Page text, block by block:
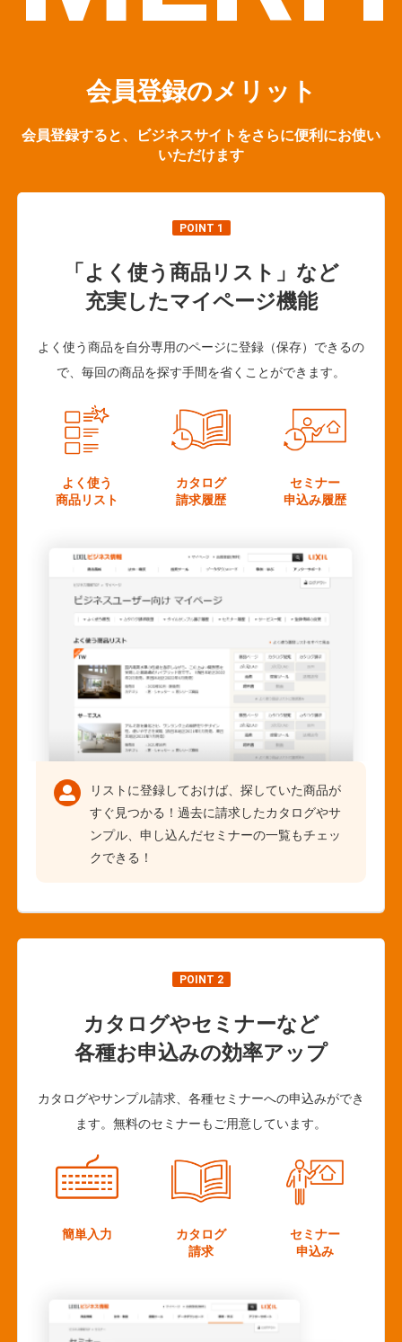
会員登録のメリット
会員登録すると、ビジネスサイトをさらに便利にお使い
いただけます
POINT 1
「よく使う商品リスト」など
充実したマイページ機能
よく使う商品を自分専用のページに登録（保存）できるの
で、毎回の商品を探す手間を省くことができます。
よく使う
商品リスト
カタログ
請求履歴
セミナー
申込み履歴
リストに登録しておけば、探していた商品が
すぐ見つかる！過去に請求したカタログやサ
ンプル、申し込んだセミナーの一覧もチェッ
クできる！
POINT 2
カタログやセミナーなど
各種お申込みの効率アップ
カタログやサンプル請求、各種セミナーへの申込みができ
ます。無料のセミナーもご用意しています。
簡単入力
カタログ
請求
セミナー
申込み